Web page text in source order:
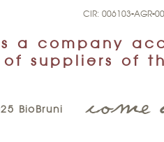
CIR: 006103-AGR-
is a company
of suppliers of
BioBruni come